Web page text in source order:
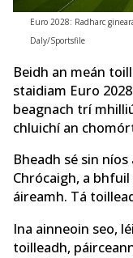
Euro 2028: Radharc
Daly/Sportsfile
Beidh an meán
staidiam Euro
beagnach trí
chluichí an
Bheadh sé sin
Chrócaigh, a
áireamh. Tá
Ina ainneoin seo,
toilleadh,